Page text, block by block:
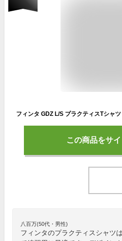
この商品をサ
八百万(50代・男性)
フィンタのプラクティスシャツ